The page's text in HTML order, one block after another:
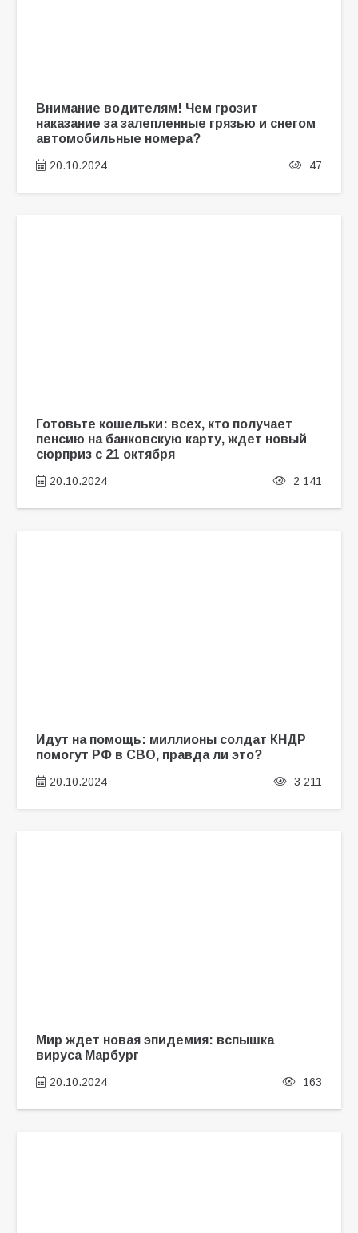
Внимание водителям! Чем грозит
наказание за залепленные грязью и снегом
автомобильные номера?
20.10.2024 47
Готовьте кошельки: всех, кто получает
пенсию на банковскую карту, ждет новый
сюрприз с 21 октября
20.10.2024 2 141
Идут на помощь: миллионы солдат КНДР
помогут РФ в СВО, правда ли это?
20.10.2024 3 211
Мир ждет новая эпидемия: вспышка
вируса Марбург
20.10.2024 163